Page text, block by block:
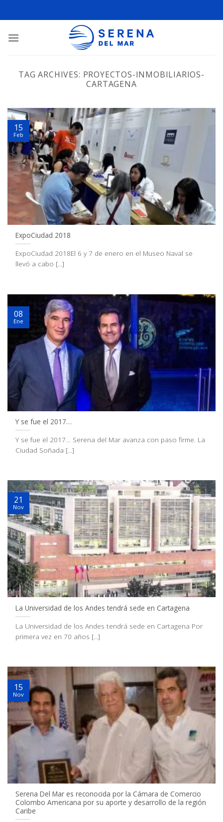
TAG ARCHIVES: PROYECTOS-INMOBILIARIOS-
CARTAGENA
ExpoCiudad 2018
ExpoCiudad 2018El 6 y 7 de enero en el Museo Naval se
llevó a cabo [...]
15
Feb
Y se fue el 2017…
Y se fue el 2017… Serena del Mar avanza con paso firme. La
Ciudad Soñada [...]
08
Ene
La Universidad de los Andes tendrá sede en Cartagena
La Universidad de los Andes tendrá sede en Cartagena Por
primera vez en 70 años [...]
21
Nov
Serena Del Mar es reconocida por la Cámara de Comercio
Colombo Americana por su aporte y desarrollo de la región
Caribe
15
Nov